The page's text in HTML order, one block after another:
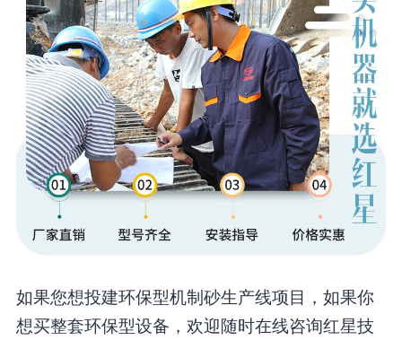
如果您想投建环保型机制砂生产线项目，如果你
想买整套环保型设备，欢迎随时在线咨询红星技